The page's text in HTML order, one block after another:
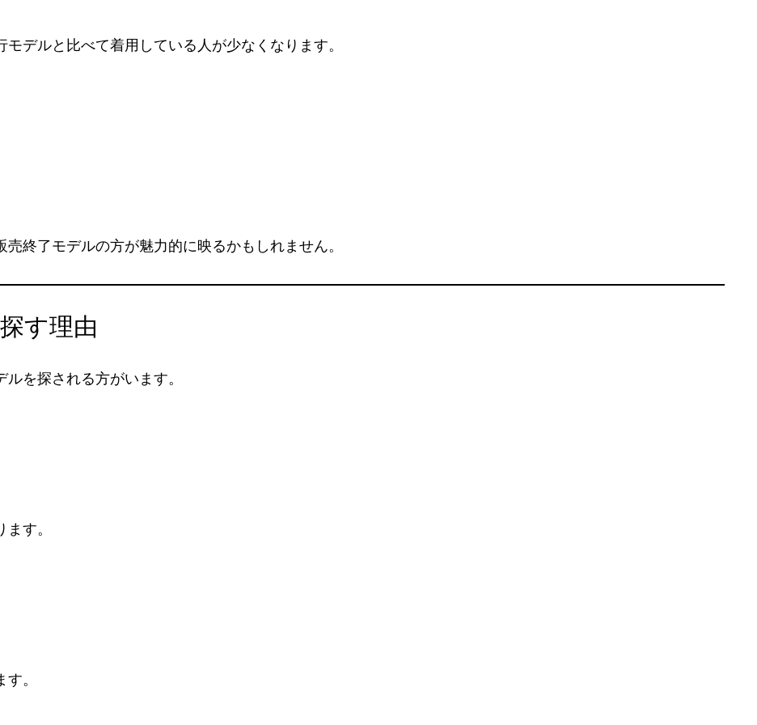
デルと比べて着用している人が少なくなります。
終了モデルの方が魅力的に映るかもしれません。
す理由
を探される方がいます。
す。
。